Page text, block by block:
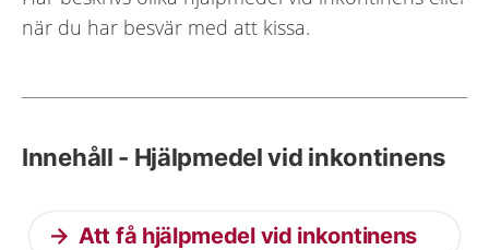
när du har besvär med att kissa.
Innehåll - Hjälpmedel vid inkontinens
Att få hjälpmedel vid inkontinens